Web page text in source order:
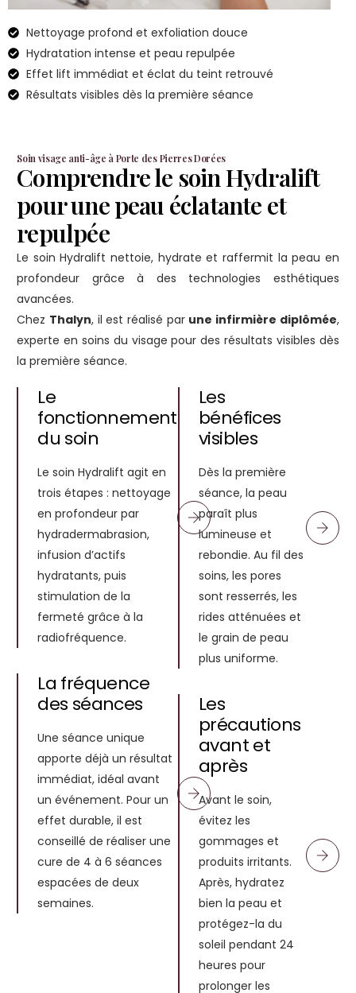
Nettoyage profond et exfoliation douce
Hydratation intense et peau repulpée
Effet lift immédiat et éclat du teint retrouvé
Résultats visibles dès la première séance
Soin visage anti-âge à Porte des Pierres Dorées
Comprendre le soin Hydralift
pour une peau éclatante et
repulpée
Le soin Hydralift nettoie, hydrate et raffermit la peau en
profondeur grâce à des technologies esthétiques
avancées.
Chez Thalyn, il est réalisé par une infirmière diplômée,
experte en soins du visage pour des résultats visibles dès
la première séance.
Le
fonctionnement
du soin
Le soin Hydralift agit en
trois étapes : nettoyage
en profondeur par
hydradermabrasion,
infusion d’actifs
hydratants, puis
stimulation de la
fermeté grâce à la
radiofréquence.
La fréquence
des séances
Une séance unique
apporte déjà un résultat
immédiat, idéal avant
un événement. Pour un
effet durable, il est
conseillé de réaliser une
cure de 4 à 6 séances
espacées de deux
semaines.
Les
bénéfices
visibles
Dès la première
séance, la peau
paraît plus
lumineuse et
rebondie. Au fil des
soins, les pores
sont resserrés, les
rides atténuées et
le grain de peau
plus uniforme.
Les
précautions
avant et
après
Avant le soin,
évitez les
gommages et
produits irritants.
Après, hydratez
bien la peau et
protégez-la du
soleil pendant 24
heures pour
prolonger les